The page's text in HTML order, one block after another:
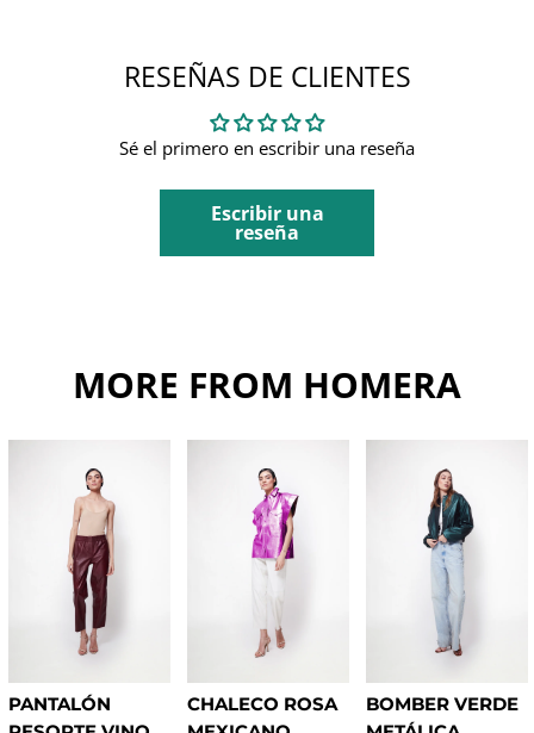
RESEÑAS DE CLIENTES
Sé el primero en escribir una reseña
Escribir una
reseña
MORE FROM HOMERA
PANTALÓN
CHALECO ROSA
BOMBER VERDE